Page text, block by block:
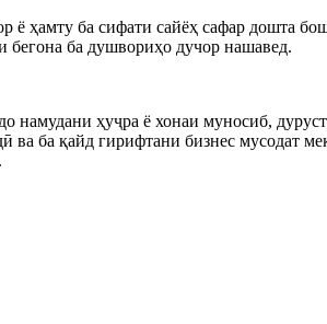
ё ҳамту ба сифати сайёҳ сафар дошта
бегона ба душвориҳо дучор нашавед.
ҳуҷра ё хонаи муносиб,
ба қайд гирифтани бизнес мусодат